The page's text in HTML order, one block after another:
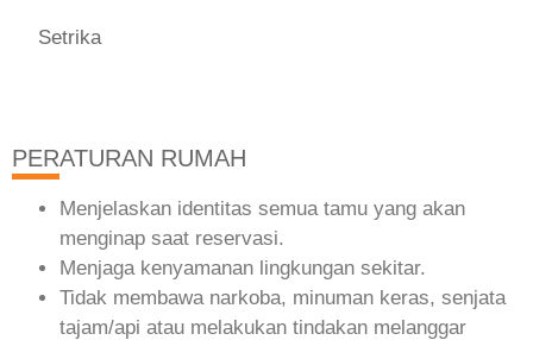
Setrika
PERATURAN RUMAH
Menjelaskan identitas semua tamu yang akan
menginap saat reservasi.
Menjaga kenyamanan lingkungan sekitar.
Tidak membawa narkoba, minuman keras, senjata
tajam/api atau melakukan tindakan melanggar